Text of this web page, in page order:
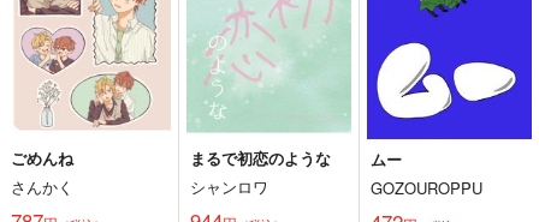
ごめんね
さんかく
まるで初恋のような
シャンロワ
ムー
GOZOUROPPU